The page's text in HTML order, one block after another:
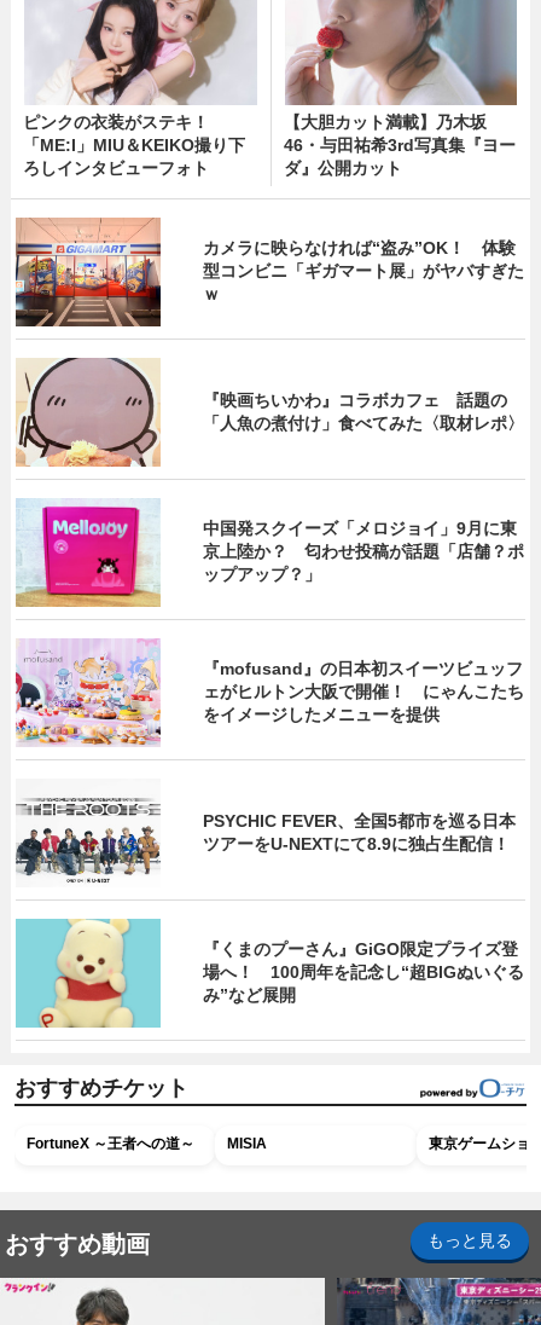
ピンクの衣装がステキ！
「ME:I」MIU＆KEIKO撮り下
ろしインタビューフォト
【大胆カット満載】乃木坂
46・与田祐希3rd写真集『ヨー
ダ』公開カット
カメラに映らなければ“盗み”OK！ 体験
型コンビニ「ギガマート展」がヤバすぎた
ｗ
『映画ちいかわ』コラボカフェ 話題の
「人魚の煮付け」食べてみた〈取材レポ〉
中国発スクイーズ「メロジョイ」9月に東
京上陸か？ 匂わせ投稿が話題「店舗？ポ
ップアップ？」
『mofusand』の日本初スイーツビュッフ
ェがヒルトン大阪で開催！ にゃんこたち
をイメージしたメニューを提供
PSYCHIC FEVER、全国5都市を巡る日本
ツアーをU‐NEXTにて8.9に独占生配信！
『くまのプーさん』GiGO限定プライズ登
場へ！ 100周年を記念し“超BIGぬいぐる
み”など展開
おすすめチケット
FortuneX ～王者への道～ MISIA 東京ゲームショ
おすすめ動画 もっと見る